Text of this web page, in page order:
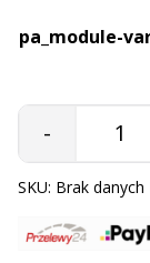
pa_module-
-
SKU: Brak danych